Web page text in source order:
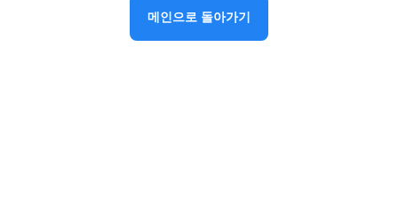
메인으로 돌아가기